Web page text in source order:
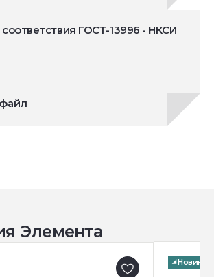
ГОСТ-13996 - НКСИ
Элемента
Новинка